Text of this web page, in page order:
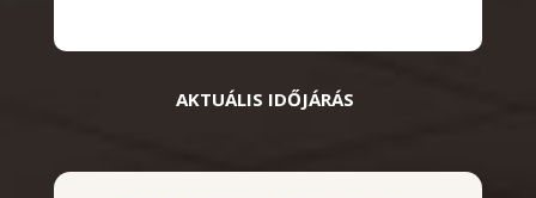
AKTUÁLIS IDŐJÁRÁS